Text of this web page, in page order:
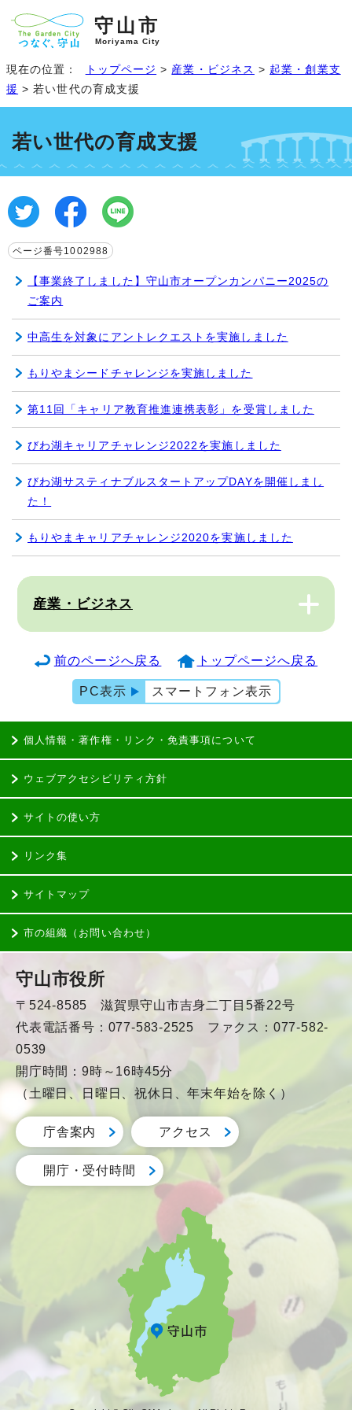
守山市
Moriyama City
現在の位置： トップページ > 産業・ビジネス > 起業・創業支
援 > 若い世代の育成支援
若い世代の育成支援
ページ番号1002988
【事業終了しました】守山市オープンカンパニー2025の
ご案内
中高生を対象にアントレクエストを実施しました
もりやまシードチャレンジを実施しました
第11回「キャリア教育推進連携表彰」を受賞しました
びわ湖キャリアチャレンジ2022を実施しました
びわ湖サスティナブルスタートアップDAYを開催しまし
た！
もりやまキャリアチャレンジ2020を実施しました
産業・ビジネス
前のページへ戻る トップページへ戻る
PC表示 スマートフォン表示
個人情報・著作権・リンク・免責事項について
ウェブアクセシビリティ方針
サイトの使い方
リンク集
サイトマップ
市の組織（お問い合わせ）
守山市役所
〒524-8585 滋賀県守山市吉身二丁目5番22号
代表電話番号：077-583-2525 ファクス：077-582-
0539
開庁時間：9時～16時45分
（土曜日、日曜日、祝休日、年末年始を除く）
庁舎案内 アクセス
開庁・受付時間